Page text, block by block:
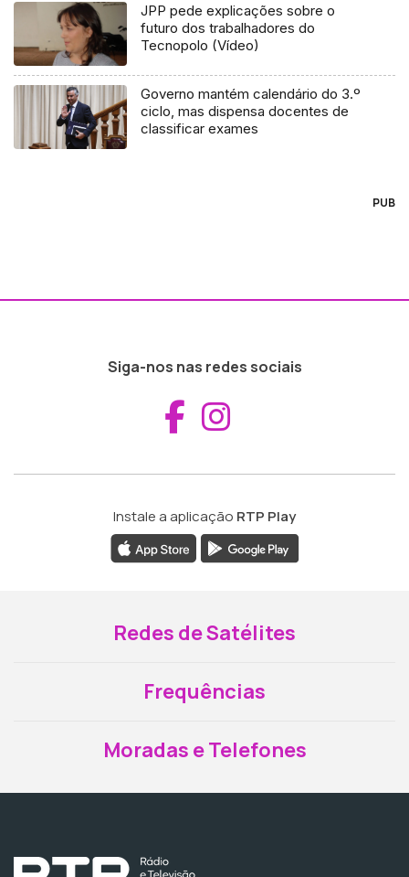
JPP pede explicações sobre o
futuro dos trabalhadores do
Tecnopolo (Vídeo)
Governo mantém calendário do 3.º
ciclo, mas dispensa docentes de
classificar exames
PUB
Siga-nos nas redes sociais
Aceder ao
Instale a aplicação RTP Play
Redes de Satélites
Frequências
Moradas e Telefones